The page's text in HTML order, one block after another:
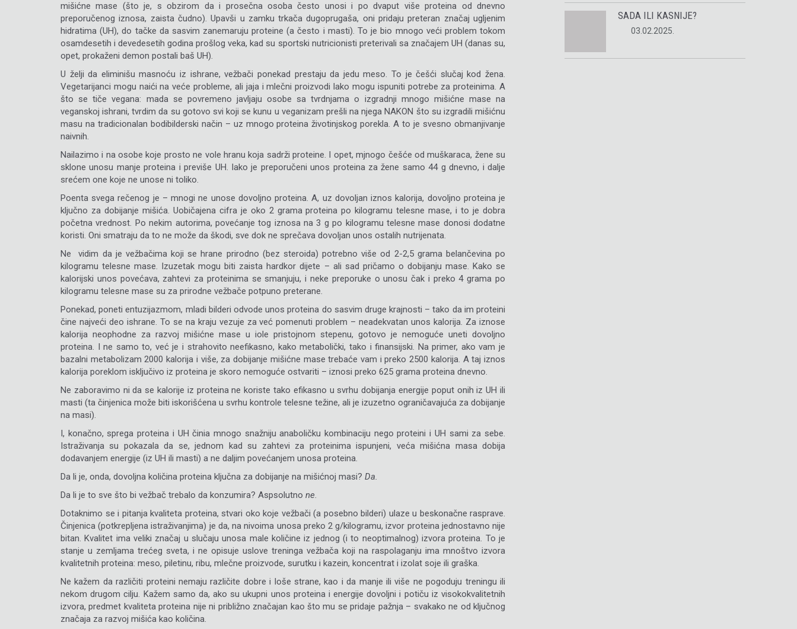
mišićne mase (što je, s obzirom da i prosečna osoba često unosi i po dvaput više proteina od dnevno
preporučenog iznosa, zaista čudno). Upavši u zamku trkača dugoprugaša, oni pridaju preteran značaj ugljenim
hidratima (UH), do tačke da sasvim zanemaruju proteine (a često i masti). To je bio mnogo veći problem tokom
osamdesetih i devedesetih godina prošlog veka, kad su sportski nutricionisti preterivali sa značajem UH (danas su,
opet, prokaženi demon postali baš UH).
U želji da eliminišu masnoću iz ishrane, vežbači ponekad prestaju da jedu meso. To je češći slučaj kod žena.
Vegetarijanci mogu naići na veće probleme, ali jaja i mlečni proizvodi lako mogu ispuniti potrebe za proteinima. A
što se tiče vegana: mada se povremeno javljaju osobe sa tvrdnjama o izgradnji mnogo mišićne mase na
veganskoj ishrani, tvrdim da su gotovo svi koji se kunu u veganizam prešli na njega NAKON što su izgradili mišićnu
masu na tradicionalan bodibilderski način – uz mnogo proteina životinjskog porekla. A to je svesno obmanjivanje
naivnih.
Nailazimo i na osobe koje prosto ne vole hranu koja sadrži proteine. I opet, mjnogo češće od muškaraca, žene su
sklone unosu manje proteina i previše UH. Iako je preporučeni unos proteina za žene samo 44 g dnevno, i dalje
srećem one koje ne unose ni toliko.
Poenta svega rečenog je – mnogi ne unose dovoljno proteina. A, uz dovoljan iznos kalorija, dovoljno proteina je
ključno za dobijanje mišića. Uobičajena cifra je oko 2 grama proteina po kilogramu telesne mase, i to je dobra
početna vrednost. Po nekim autorima, povećanje tog iznosa na 3 g po kilogramu telesne mase donosi dodatne
koristi. Oni smatraju da to ne može da škodi, sve dok ne sprečava dovoljan unos ostalih nutrijenata.
Ne vidim da je vežbačima koji se hrane prirodno (bez steroida) potrebno više od 2-2,5 grama belančevina po
kilogramu telesne mase. Izuzetak mogu biti zaista hardkor dijete – ali sad pričamo o dobijanju mase. Kako se
kalorijski unos povećava, zahtevi za proteinima se smanjuju, i neke preporuke o unosu čak i preko 4 grama po
kilogramu telesne mase su za prirodne vežbače potpuno preterane.
Ponekad, poneti entuzijazmom, mladi bilderi odvode unos proteina do sasvim druge krajnosti – tako da im proteini
čine najveći deo ishrane. To se na kraju vezuje za već pomenuti problem – neadekvatan unos kalorija. Za iznose
kalorija neophodne za razvoj mišićne mase u iole pristojnom stepenu, gotovo je nemoguće uneti dovoljno
proteina. I ne samo to, već je i strahovito neefikasno, kako metabolički, tako i finansijski. Na primer, ako vam je
bazalni metabolizam 2000 kalorija i više, za dobijanje mišićne mase trebaće vam i preko 2500 kalorija. A taj iznos
kalorija poreklom isključivo iz proteina je skoro nemoguće ostvariti – iznosi preko 625 grama proteina dnevno.
Ne zaboravimo ni da se kalorije iz proteina ne koriste tako efikasno u svrhu dobijanja energije poput onih iz UH ili
masti (ta činjenica može biti iskorišćena u svrhu kontrole telesne težine, ali je izuzetno ograničavajuća za dobijanje
na masi).
I, konačno, sprega proteina i UH činia mnogo snažniju anaboličku kombinaciju nego proteini i UH sami za sebe.
Istraživanja su pokazala da se, jednom kad su zahtevi za proteinima ispunjeni, veća mišićna masa dobija
dodavanjem energije (iz UH ili masti) a ne daljim povećanjem unosa proteina.
Da li je, onda, dovoljna količina proteina ključna za dobijanje na mišićnoj masi? Da.
Da li je to sve što bi vežbač trebalo da konzumira? Aspsolutno ne.
Dotaknimo se i pitanja kvaliteta proteina, stvari oko koje vežbači (a posebno bilderi) ulaze u beskonačne rasprave.
Činjenica (potkrepljena istraživanjima) je da, na nivoima unosa preko 2 g/kilogramu, izvor proteina jednostavno nije
bitan. Kvalitet ima veliki značaj u slučaju unosa male količine iz jednog (i to neoptimalnog) izvora proteina. To je
stanje u zemljama trećeg sveta, i ne opisuje uslove treninga vežbača koji na raspolaganju ima mnoštvo izvora
kvalitetnih proteina: meso, piletinu, ribu, mlečne proizvode, surutku i kazein, koncentrat i izolat soje ili graška.
Ne kažem da različiti proteini nemaju različite dobre i loše strane, kao i da manje ili više ne pogoduju treningu ili
nekom drugom cilju. Kažem samo da, ako su ukupni unos proteina i energije dovoljni i potiču iz visokokvalitetnih
izvora, predmet kvaliteta proteina nije ni približno značajan kao što mu se pridaje pažnja – svakako ne od ključnog
značaja za razvoj mišića kao količina.
SADA ILI KASNIJE?
03.02.2025.